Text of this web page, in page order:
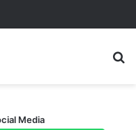
Media